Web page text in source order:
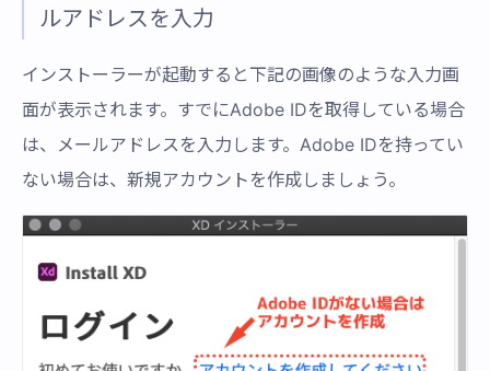
ルアドレスを入力
インストーラーが起動すると下記の画像のような入力画
面が表示されます。すでにAdobe IDを取得している場合
は、メールアドレスを入力します。Adobe IDを持ってい
ない場合は、新規アカウントを作成しましょう。